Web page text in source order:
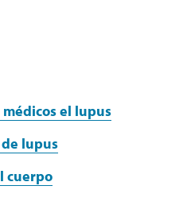
el lupus
lupus
cuerpo